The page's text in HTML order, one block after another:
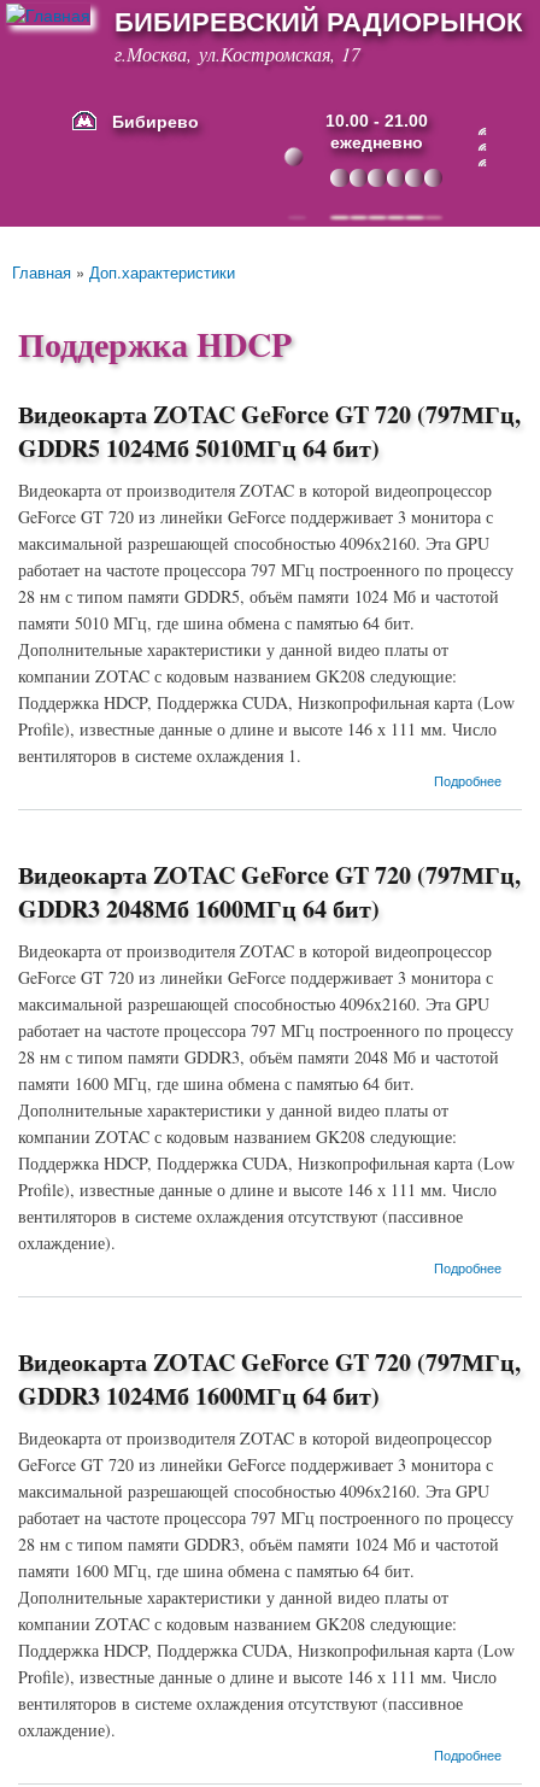
Перейти к
основному
содержанию
БИБИРЕВСКИЙ РАДИОРЫНОК
г.Москва, ул.Костромская, 17
Бибирево
10.00 - 21.00
ежедневно
Основные ссылки
Вы здесь
Главная » Доп.характеристики
Поддержка HDCP
Видеокарта ZOTAC GeForce GT 720 (797МГц,
GDDR5 1024Мб 5010МГц 64 бит)
Видеокарта от производителя ZOTAC в которой видеопроцессор
GeForce GT 720 из линейки GeForce поддерживает 3 монитора с
максимальной разрешающей способностью 4096x2160. Эта GPU
работает на частоте процессора 797 МГц построенного по процессу
28 нм с типом памяти GDDR5, объём памяти 1024 Мб и частотой
памяти 5010 МГц, где шина обмена с памятью 64 бит.
Дополнительные характеристики у данной видео платы от
компании ZOTAC с кодовым названием GK208 следующие:
Поддержка HDCP, Поддержка CUDA, Низкопрофильная карта (Low
Profile), известные данные о длине и высоте 146 х 111 мм. Число
вентиляторов в системе охлаждения 1.
Подробнее
о Видеокарта ZOTAC GeForce GT 720 (797МГц, GDDR5 1024Мб 5010МГц 64 бит)
Видеокарта ZOTAC GeForce GT 720 (797МГц,
GDDR3 2048Мб 1600МГц 64 бит)
Видеокарта от производителя ZOTAC в которой видеопроцессор
GeForce GT 720 из линейки GeForce поддерживает 3 монитора с
максимальной разрешающей способностью 4096x2160. Эта GPU
работает на частоте процессора 797 МГц построенного по процессу
28 нм с типом памяти GDDR3, объём памяти 2048 Мб и частотой
памяти 1600 МГц, где шина обмена с памятью 64 бит.
Дополнительные характеристики у данной видео платы от
компании ZOTAC с кодовым названием GK208 следующие:
Поддержка HDCP, Поддержка CUDA, Низкопрофильная карта (Low
Profile), известные данные о длине и высоте 146 х 111 мм. Число
вентиляторов в системе охлаждения отсутствуют (пассивное
охлаждение).
Подробнее
о Видеокарта ZOTAC GeForce GT 720 (797МГц, GDDR3 2048Мб 1600МГц 64 бит)
Видеокарта ZOTAC GeForce GT 720 (797МГц,
GDDR3 1024Мб 1600МГц 64 бит)
Видеокарта от производителя ZOTAC в которой видеопроцессор
GeForce GT 720 из линейки GeForce поддерживает 3 монитора с
максимальной разрешающей способностью 4096x2160. Эта GPU
работает на частоте процессора 797 МГц построенного по процессу
28 нм с типом памяти GDDR3, объём памяти 1024 Мб и частотой
памяти 1600 МГц, где шина обмена с памятью 64 бит.
Дополнительные характеристики у данной видео платы от
компании ZOTAC с кодовым названием GK208 следующие:
Поддержка HDCP, Поддержка CUDA, Низкопрофильная карта (Low
Profile), известные данные о длине и высоте 146 х 111 мм. Число
вентиляторов в системе охлаждения отсутствуют (пассивное
охлаждение).
Подробнее
о Видеокарта ZOTAC GeForce GT 720 (797МГц, GDDR3 1024Мб 1600МГц 64 бит)